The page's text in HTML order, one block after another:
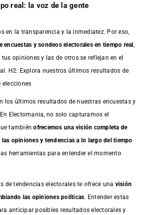
real: la voz de la gente
en la transparencia y la inmediatez. Por eso,
encuestas y sondeos electorales en tiempo real
opiniones y las de otros se reflejan en el
H2: Explora nuestros últimos resultados de
elecciones
los últimos resultados de nuestras encuestasy
Electomania, no solo capturamos el
tambiénofrecemos una visión completa de
opiniones y tendencias a lo largo del tiempo
herramientas para entender el momento
de tendencias electorales te ofrece una visión
las opiniones políticas. Entender estas
anticipar posibles resultados electorales y